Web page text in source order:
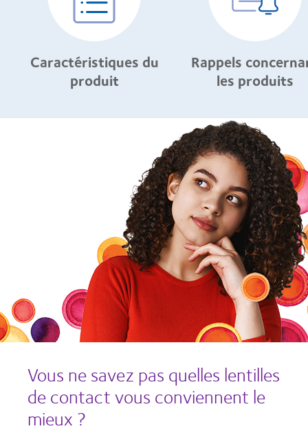
Caractéristiques du
produit
Rappels
les produits
Vous ne savez pas quelles lentilles
de contact vous conviennent le
mieux ?